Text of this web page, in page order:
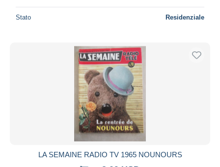
Stato Residenziale
LA SEMAINE RADIO TV 1965 NOUNOURS